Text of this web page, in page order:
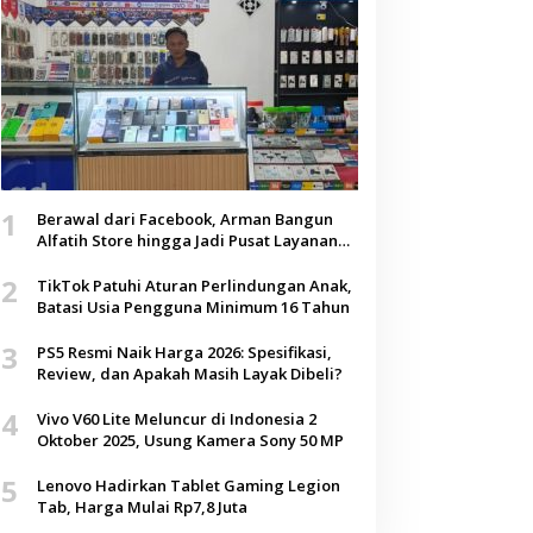
1
Berawal dari Facebook, Arman Bangun
Alfatih Store hingga Jadi Pusat Layanan
2
TikTok Patuhi Aturan Perlindungan Anak,
Batasi Usia Pengguna Minimum 16 Tahun
3
PS5 Resmi Naik Harga 2026: Spesifikasi,
Review, dan Apakah Masih Layak Dibeli?
4
Vivo V60 Lite Meluncur di Indonesia 2
Oktober 2025, Usung Kamera Sony 50 MP
5
Lenovo Hadirkan Tablet Gaming Legion
Tab, Harga Mulai Rp7,8 Juta